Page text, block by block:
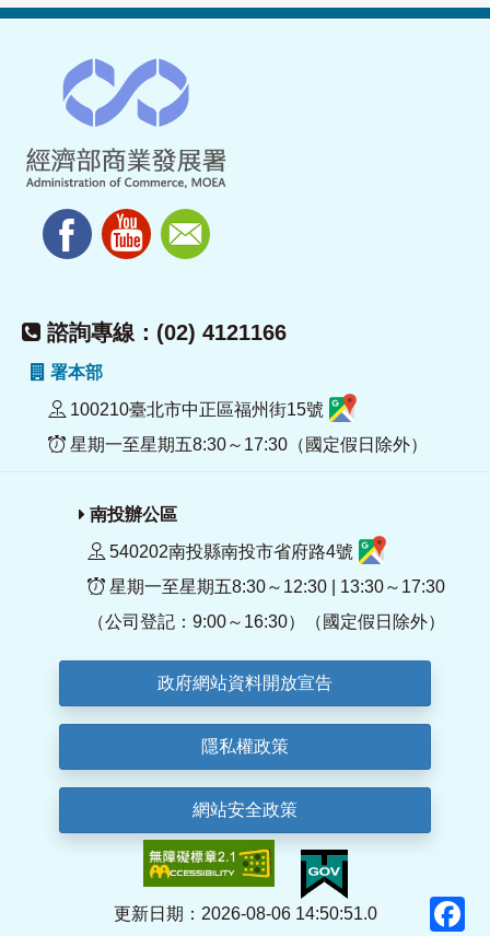
諮詢專線：(02) 4121166
署本部
100210臺北市中正區福州街15號
星期一至星期五8:30～17:30（國定假日除外）
南投辦公區
540202南投縣南投市省府路4號
星期一至星期五8:30～12:30 | 13:30～17:30
（公司登記：9:00～16:30）（國定假日除外）
政府網站資料開放宣告
隱私權政策
網站安全政策
更新日期：2026-08-06 14:50:51.0